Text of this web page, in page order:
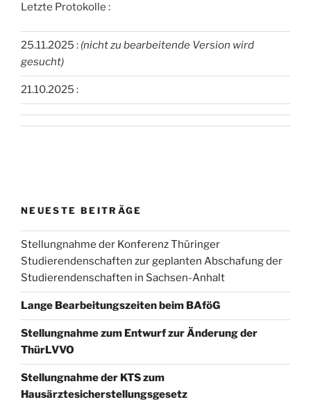
Letzte Protokolle :
25.11.2025 : (nicht zu bearbeitende Version wird
gesucht)
21.10.2025 :
NEUESTE BEITRÄGE
Stellungnahme der Konferenz Thüringer
Studierendenschaften zur geplanten Abschafung der
Studierendenschaften in Sachsen-Anhalt
Lange Bearbeitungszeiten beim BAföG
Stellungnahme zum Entwurf zur Änderung der
ThürLVVO
Stellungnahme der KTS zum
Hausärztesicherstellungsgesetz